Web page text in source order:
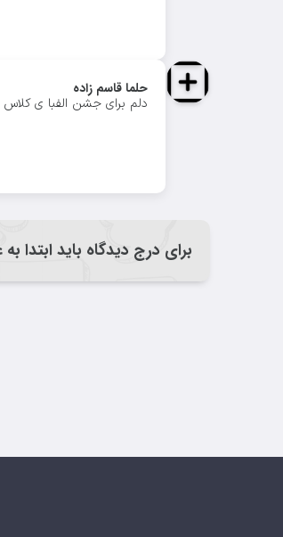
حلما قاسم زاده
دلم برای جشن الفبا ی
برای درج دیدگاه باید ابتدا